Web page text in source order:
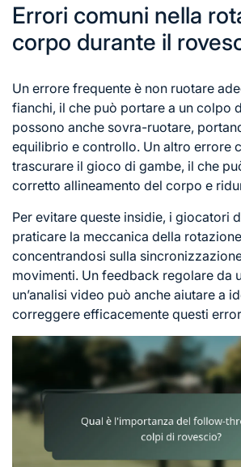
Errori comuni nella
corpo durante il
Un errore frequente è non ruotare
fianchi, il che può portare a un colpo
possono anche sovra-ruotare,
equilibrio e controllo. Un altro errore
trascurare il gioco di gambe, il che
corretto allineamento del corpo e
Per evitare queste insidie, i giocatori
praticare la meccanica della
concentrandosi sulla
movimenti. Un feedback regolare da
un’analisi video può anche aiutare a
correggere efficacemente questi